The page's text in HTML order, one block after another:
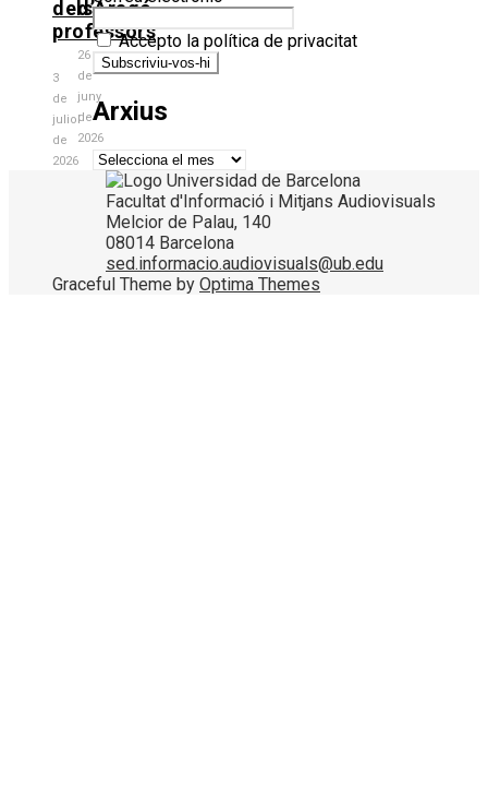
dels
professors
3
de
juliol
de
2026
d’Aragó
26
de
juny
de
2026
Accepto la política de privacitat
Arxius
Arxius
Facultat d'Informació i Mitjans Audiovisuals
Melcior de Palau, 140
08014 Barcelona
sed.informacio.audiovisuals@ub.edu
Graceful Theme by Optima Themes